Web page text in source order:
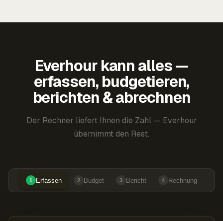
Everhour kann alles —
erfassen, budgetieren,
berichten & abrechnen
Der Rechner liefert Ihnen die Zahl — Everhour
übernimmt den Rest.
1 Erfassen 2 Budget 3 Bericht 4 Rechnung